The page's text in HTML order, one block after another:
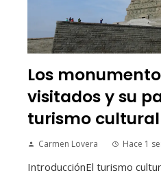
Los
visitados y su
turismo
Carmen Lovera Hace 1
IntroducciónEl turismo